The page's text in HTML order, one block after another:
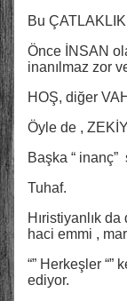
Bu
Önce İNSAN
inanılmaz zor
HOŞ, diğer
Öyle de ,
Başka “
Tuhaf.
Hıristiyanlık
haci emmi ,
“” Herkeşler
ediyor.